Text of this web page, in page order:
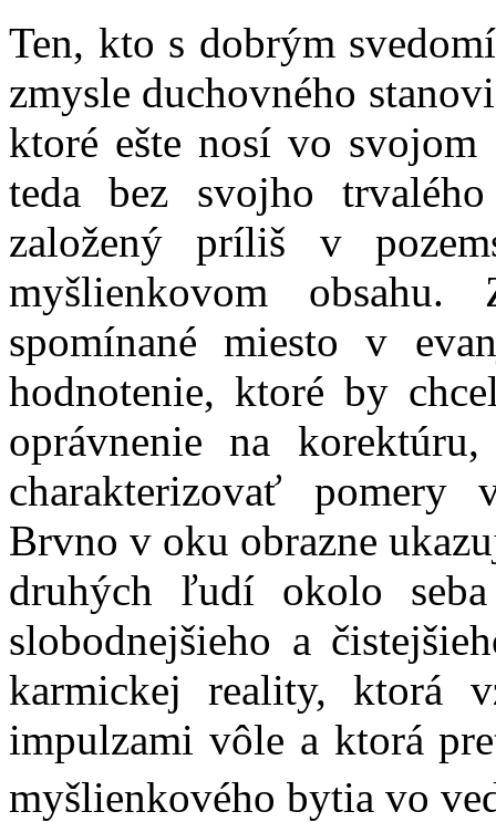
Ten, kto s dobrým
zmysle duchovného
ktoré ešte nosí vo
teda bez svojho
založený príliš v
myšlienkovom
spomínané miesto v
hodnotenie, ktoré by
oprávnenie na
charakterizovať
Brvno v oku obrazne
druhých ľudí okolo seba
slobodnejšieho a
karmickej reality, ktorá
impulzami vôle a ktorá
myšlienkového bytia vo